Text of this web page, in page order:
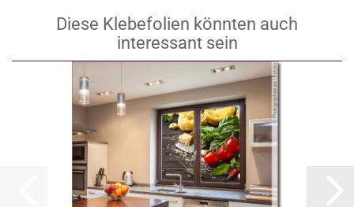
Diese Klebefolien könnten auch
interessant sein